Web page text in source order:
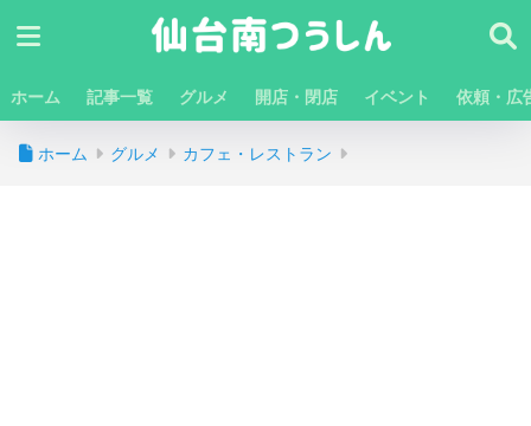
ホーム 記事一覧 グルメ 開店・閉店 イベント 依頼・広
ホーム グルメ カフェ・レストラン